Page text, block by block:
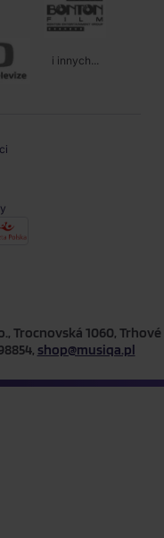
i innych...
Trocnovská 1060, Trhové
shop@musiqa.pl